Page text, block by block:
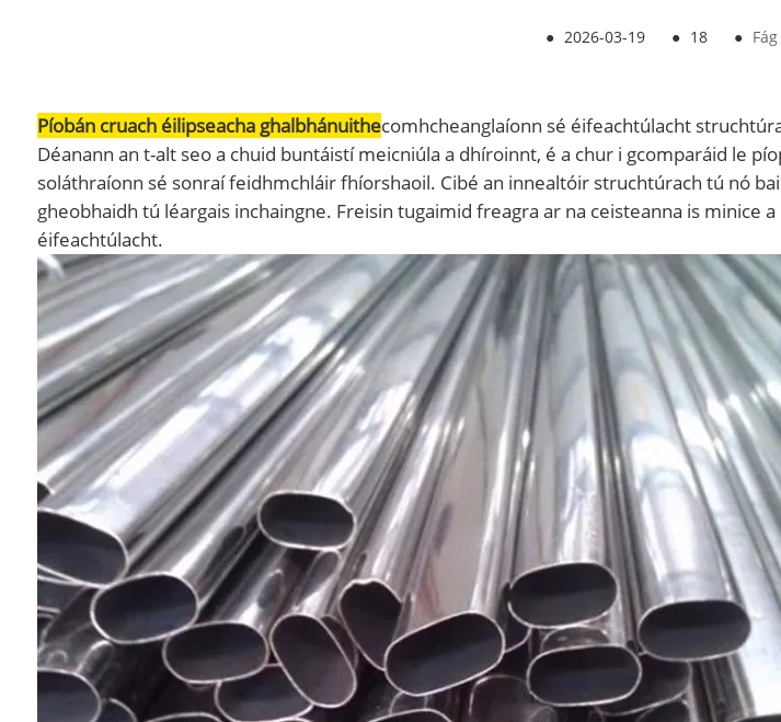
● 2026-03-19 ● 18 ●
Píobán cruach éilipseacha ghalbhánuithecomhcheanglaíonn sé éifeachtúlacht
Déanann an t-alt seo a chuid buntáistí meicniúla a dhíroinnt, é a chur i gcomparáid le
soláthraíonn sé sonraí feidhmchláir fhíorshaoil. Cibé an innealtóir struchtúrach tú nó
gheobhaidh tú léargais inchaingne. Freisin tugaimid freagra ar na ceisteanna is minice
éifeachtúlacht.